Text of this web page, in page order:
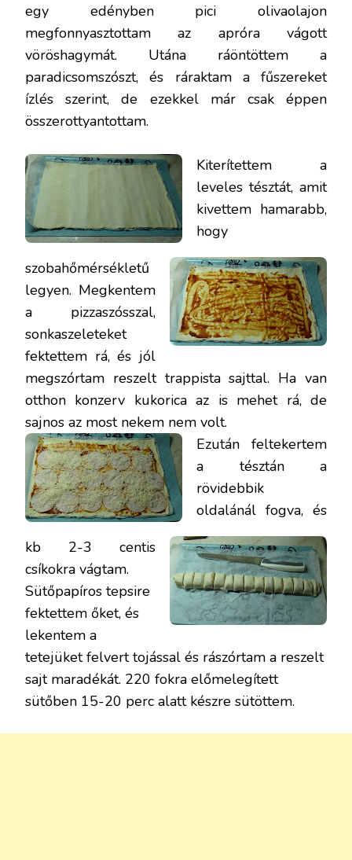
egy edényben pici olivaolajon
megfonnyasztottam az apróra vágott
vöröshagymát. Utána ráöntöttem a
paradicsomszószt, és ráraktam a fűszereket
ízlés szerint, de ezekkel már csak éppen
összerottyantottam.
Kiterítettem a
leveles tésztát, amit
kivettem hamarabb,
hogy
szobahőmérsékletű
legyen. Megkentem
a pizzaszósszal,
sonkaszeleteket
fektettem rá, és jól
megszórtam reszelt trappista sajttal. Ha van
otthon konzerv kukorica az is mehet rá, de
sajnos az most nekem nem volt.
Ezután feltekertem
a tésztán a
rövidebbik
oldalánál fogva, és
kb 2-3 centis
csíkokra vágtam.
Sütőpapíros tepsire
fektettem őket, és
lekentem a
tetejüket felvert tojással és rászórtam a reszelt
sajt maradékát. 220 fokra előmelegített
sütőben 15-20 perc alatt készre sütöttem.